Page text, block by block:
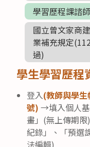
學習歷程課諮
國立曾文家商
業補充規定
過)
學生學習歷程
登入(教師與學
號) →填入個人
畫」(無上傳期限
紀錄」、「預選
法編輯)